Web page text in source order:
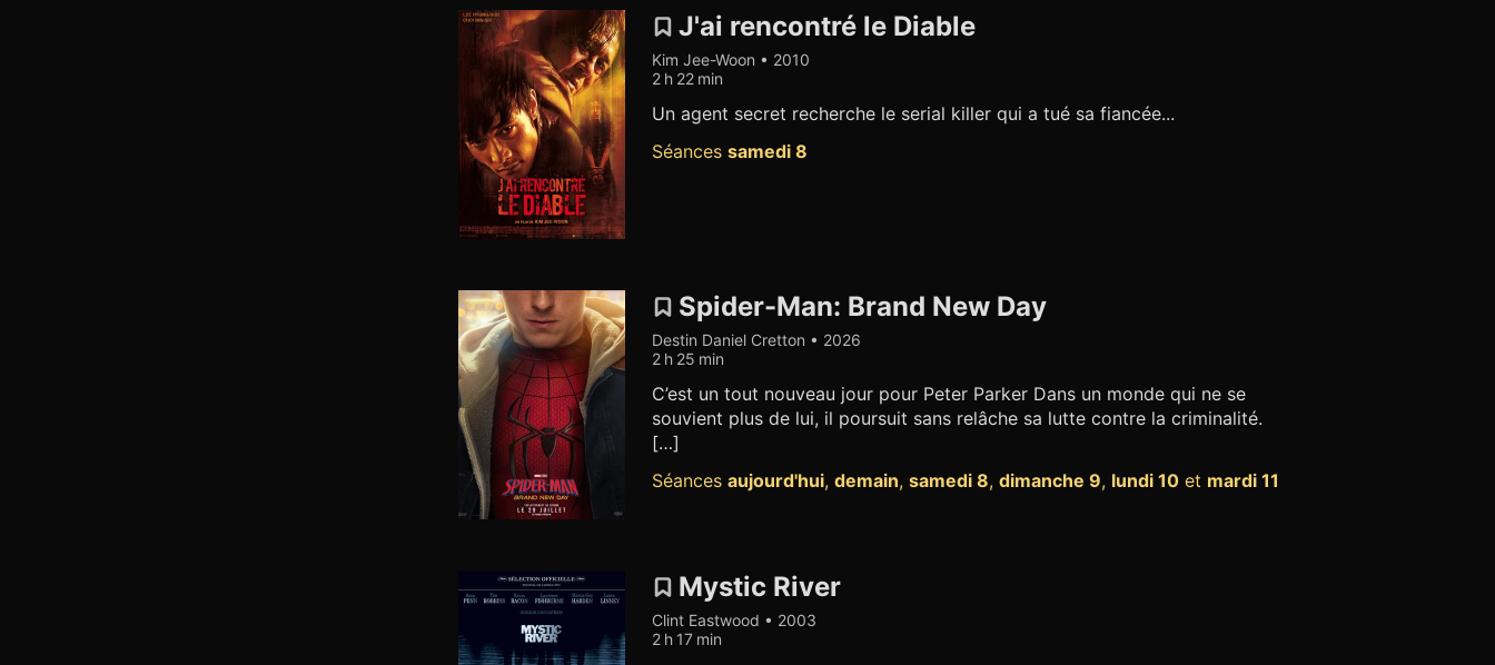
J'ai rencontré le Diable
Kim Jee-Woon • 2010
2 h 22 min
Un agent secret recherche le serial killer qui a tué sa fiancée...
Séances samedi 8
Spider-Man: Brand New Day
Destin Daniel Cretton • 2026
2 h 25 min
C’est un tout nouveau jour pour Peter Parker Dans un monde qui ne se
souvient plus de lui, il poursuit sans relâche sa lutte contre la criminalité.
[…]
Séances aujourd'hui, demain, samedi 8, dimanche 9, lundi 10 et mardi 11
Mystic River
Clint Eastwood • 2003
2 h 17 min